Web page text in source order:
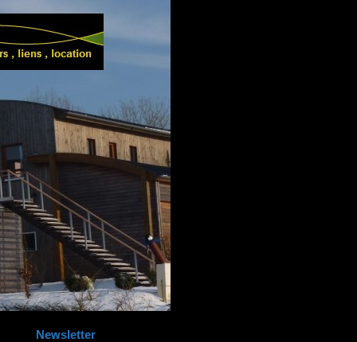
Newsletter